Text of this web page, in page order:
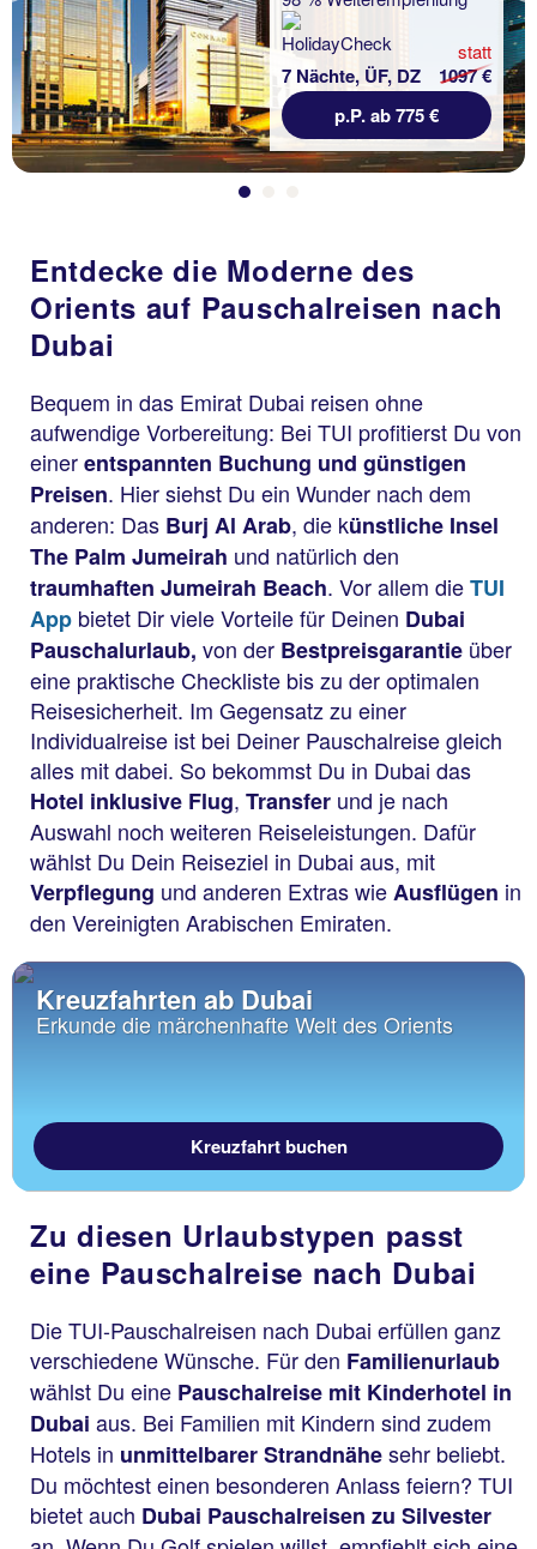
7 Nächte, ÜF, DZ
statt
1097 €
p.P. ab 775 €
Entdecke die Moderne des
Orients auf Pauschalreisen nach
Dubai
Bequem in das Emirat Dubai reisen ohne
aufwendige Vorbereitung: Bei TUI profitierst Du von
einerentspannten Buchung und günstigen
Preisen. Hier siehst Du ein Wunder nach dem
anderen: Das Burj Al Arab, die künstliche Insel
The Palm Jumeirah und natürlich den
traumhaften Jumeirah Beach. Vor allem dieTUI
App bietet Dir viele Vorteile für Deinen Dubai
Pauschalurlaub, von der Bestpreisgarantie über
eine praktische Checkliste bis zu der optimalen
Reisesicherheit. Im Gegensatz zu einer
Individualreise ist bei Deiner Pauschalreise gleich
alles mit dabei. So bekommst Du in Dubai das
Hotel inklusive Flug, Transfer und je nach
Auswahl noch weiteren Reiseleistungen. Dafür
wählst Du Dein Reiseziel in Dubai aus, mit
Verpflegung und anderen Extras wieAusflügen in
den Vereinigten Arabischen Emiraten.
Kreuzfahrten ab Dubai
Erkunde die märchenhafte Welt des Orients
Kreuzfahrt buchen
Zu diesen Urlaubstypen passt
eine Pauschalreise nach Dubai
Die TUI-Pauschalreisen nach Dubai erfüllen ganz
verschiedene Wünsche. Für den Familienurlaub
wählst Du eine Pauschalreise mit Kinderhotel in
Dubai aus. Bei Familien mit Kindern sind zudem
Hotels in unmittelbarer Strandnähesehr beliebt.
Du möchtest einen besonderen Anlass feiern? TUI
bietet auch Dubai Pauschalreisen zu Silvester